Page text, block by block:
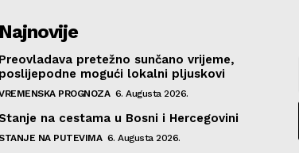
Najnovije
Preovladava pretežno sunčano vrijeme,
poslijepodne mogući lokalni pljuskovi
PROGNOZA 6. Augusta 2026.
na cestama u Bosni i Hercegovini
NA PUTEVIMA 6. Augusta 2026.